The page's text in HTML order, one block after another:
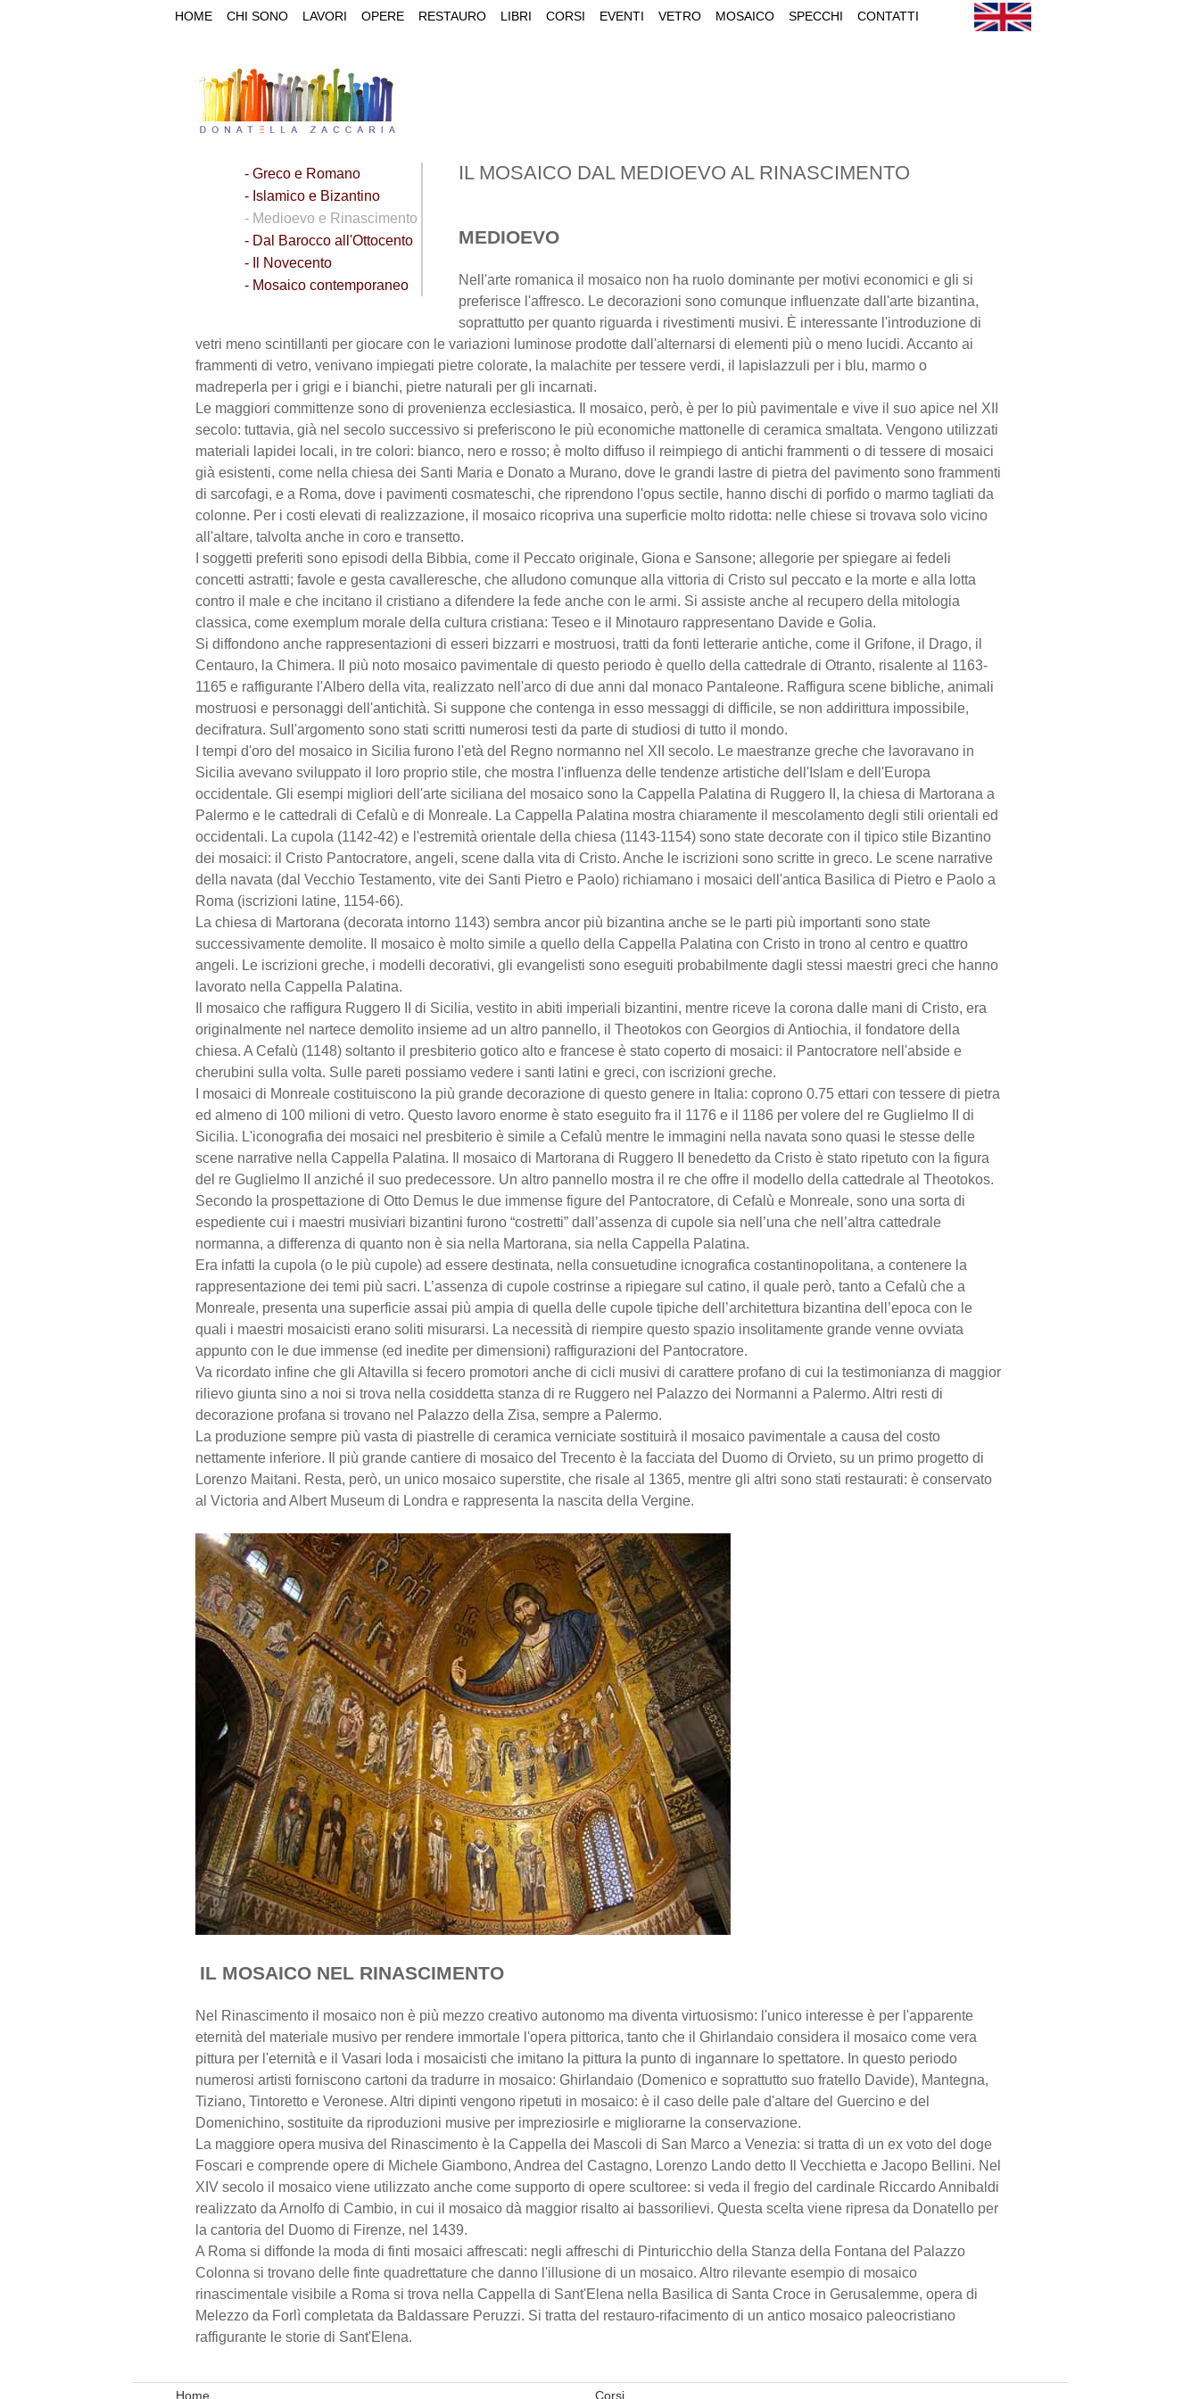
HOME CHI SONO LAVORI OPERE RESTAURO LIBRI CORSI EVENTI VETRO MOSAICO SPECCHI CONTATTI
- Greco e Romano
- Islamico e Bizantino
- Medioevo e Rinascimento
- Dal Barocco all'Ottocento
- Il Novecento
- Mosaico contemporaneo
IL MOSAICO DAL MEDIOEVO AL RINASCIMENTO
MEDIOEVO
Nell'arte romanica il mosaico non ha ruolo dominante per motivi economici e gli si
preferisce l'affresco. Le decorazioni sono comunque influenzate dall'arte bizantina,
soprattutto per quanto riguarda i rivestimenti musivi. È interessante l'introduzione di
vetri meno scintillanti per giocare con le variazioni luminose prodotte dall'alternarsi di elementi più o meno lucidi. Accanto ai
frammenti di vetro, venivano impiegati pietre colorate, la malachite per tessere verdi, il lapislazzuli per i blu, marmo o
madreperla per i grigi e i bianchi, pietre naturali per gli incarnati.
Le maggiori committenze sono di provenienza ecclesiastica. Il mosaico, però, è per lo più pavimentale e vive il suo apice nel XII
secolo: tuttavia, già nel secolo successivo si preferiscono le più economiche mattonelle di ceramica smaltata. Vengono utilizzati
materiali lapidei locali, in tre colori: bianco, nero e rosso; è molto diffuso il reimpiego di antichi frammenti o di tessere di mosaici
già esistenti, come nella chiesa dei Santi Maria e Donato a Murano, dove le grandi lastre di pietra del pavimento sono frammenti
di sarcofagi, e a Roma, dove i pavimenti cosmateschi, che riprendono l'opus sectile, hanno dischi di porfido o marmo tagliati da
colonne. Per i costi elevati di realizzazione, il mosaico ricopriva una superficie molto ridotta: nelle chiese si trovava solo vicino
all'altare, talvolta anche in coro e transetto.
I soggetti preferiti sono episodi della Bibbia, come il Peccato originale, Giona e Sansone; allegorie per spiegare ai fedeli
concetti astratti; favole e gesta cavalleresche, che alludono comunque alla vittoria di Cristo sul peccato e la morte e alla lotta
contro il male e che incitano il cristiano a difendere la fede anche con le armi. Si assiste anche al recupero della mitologia
classica, come exemplum morale della cultura cristiana: Teseo e il Minotauro rappresentano Davide e Golia.
Si diffondono anche rappresentazioni di esseri bizzarri e mostruosi, tratti da fonti letterarie antiche, come il Grifone, il Drago, il
Centauro, la Chimera. Il più noto mosaico pavimentale di questo periodo è quello della cattedrale di Otranto, risalente al 1163-
1165 e raffigurante l'Albero della vita, realizzato nell'arco di due anni dal monaco Pantaleone. Raffigura scene bibliche, animali
mostruosi e personaggi dell'antichità. Si suppone che contenga in esso messaggi di difficile, se non addirittura impossibile,
decifratura. Sull'argomento sono stati scritti numerosi testi da parte di studiosi di tutto il mondo.
I tempi d'oro del mosaico in Sicilia furono l'età del Regno normanno nel XII secolo. Le maestranze greche che lavoravano in
Sicilia avevano sviluppato il loro proprio stile, che mostra l'influenza delle tendenze artistiche dell'Islam e dell'Europa
occidentale. Gli esempi migliori dell'arte siciliana del mosaico sono la Cappella Palatina di Ruggero II, la chiesa di Martorana a
Palermo e le cattedrali di Cefalù e di Monreale. La Cappella Palatina mostra chiaramente il mescolamento degli stili orientali ed
occidentali. La cupola (1142-42) e l'estremità orientale della chiesa (1143-1154) sono state decorate con il tipico stile Bizantino
dei mosaici: il Cristo Pantocratore, angeli, scene dalla vita di Cristo. Anche le iscrizioni sono scritte in greco. Le scene narrative
della navata (dal Vecchio Testamento, vite dei Santi Pietro e Paolo) richiamano i mosaici dell'antica Basilica di Pietro e Paolo a
Roma (iscrizioni latine, 1154-66).
La chiesa di Martorana (decorata intorno 1143) sembra ancor più bizantina anche se le parti più importanti sono state
successivamente demolite. Il mosaico è molto simile a quello della Cappella Palatina con Cristo in trono al centro e quattro
angeli. Le iscrizioni greche, i modelli decorativi, gli evangelisti sono eseguiti probabilmente dagli stessi maestri greci che hanno
lavorato nella Cappella Palatina.
Il mosaico che raffigura Ruggero II di Sicilia, vestito in abiti imperiali bizantini, mentre riceve la corona dalle mani di Cristo, era
originalmente nel nartece demolito insieme ad un altro pannello, il Theotokos con Georgios di Antiochia, il fondatore della
chiesa. A Cefalù (1148) soltanto il presbiterio gotico alto e francese è stato coperto di mosaici: il Pantocratore nell'abside e
cherubini sulla volta. Sulle pareti possiamo vedere i santi latini e greci, con iscrizioni greche.
I mosaici di Monreale costituiscono la più grande decorazione di questo genere in Italia: coprono 0.75 ettari con tessere di pietra
ed almeno di 100 milioni di vetro. Questo lavoro enorme è stato eseguito fra il 1176 e il 1186 per volere del re Guglielmo II di
Sicilia. L'iconografia dei mosaici nel presbiterio è simile a Cefalù mentre le immagini nella navata sono quasi le stesse delle
scene narrative nella Cappella Palatina. Il mosaico di Martorana di Ruggero II benedetto da Cristo è stato ripetuto con la figura
del re Guglielmo II anziché il suo predecessore. Un altro pannello mostra il re che offre il modello della cattedrale al Theotokos.
Secondo la prospettazione di Otto Demus le due immense figure del Pantocratore, di Cefalù e Monreale, sono una sorta di
espediente cui i maestri musiviari bizantini furono “costretti” dall’assenza di cupole sia nell’una che nell’altra cattedrale
normanna, a differenza di quanto non è sia nella Martorana, sia nella Cappella Palatina.
Era infatti la cupola (o le più cupole) ad essere destinata, nella consuetudine icnografica costantinopolitana, a contenere la
rappresentazione dei temi più sacri. L’assenza di cupole costrinse a ripiegare sul catino, il quale però, tanto a Cefalù che a
Monreale, presenta una superficie assai più ampia di quella delle cupole tipiche dell’architettura bizantina dell’epoca con le
quali i maestri mosaicisti erano soliti misurarsi. La necessità di riempire questo spazio insolitamente grande venne ovviata
appunto con le due immense (ed inedite per dimensioni) raffigurazioni del Pantocratore.
Va ricordato infine che gli Altavilla si fecero promotori anche di cicli musivi di carattere profano di cui la testimonianza di maggior
rilievo giunta sino a noi si trova nella cosiddetta stanza di re Ruggero nel Palazzo dei Normanni a Palermo. Altri resti di
decorazione profana si trovano nel Palazzo della Zisa, sempre a Palermo.
La produzione sempre più vasta di piastrelle di ceramica verniciate sostituirà il mosaico pavimentale a causa del costo
nettamente inferiore. Il più grande cantiere di mosaico del Trecento è la facciata del Duomo di Orvieto, su un primo progetto di
Lorenzo Maitani. Resta, però, un unico mosaico superstite, che risale al 1365, mentre gli altri sono stati restaurati: è conservato
al Victoria and Albert Museum di Londra e rappresenta la nascita della Vergine.
IL MOSAICO NEL RINASCIMENTO
Nel Rinascimento il mosaico non è più mezzo creativo autonomo ma diventa virtuosismo: l'unico interesse è per l'apparente
eternità del materiale musivo per rendere immortale l'opera pittorica, tanto che il Ghirlandaio considera il mosaico come vera
pittura per l'eternità e il Vasari loda i mosaicisti che imitano la pittura la punto di ingannare lo spettatore. In questo periodo
numerosi artisti forniscono cartoni da tradurre in mosaico: Ghirlandaio (Domenico e soprattutto suo fratello Davide), Mantegna,
Tiziano, Tintoretto e Veronese. Altri dipinti vengono ripetuti in mosaico: è il caso delle pale d'altare del Guercino e del
Domenichino, sostituite da riproduzioni musive per impreziosirle e migliorarne la conservazione.
La maggiore opera musiva del Rinascimento è la Cappella dei Mascoli di San Marco a Venezia: si tratta di un ex voto del doge
Foscari e comprende opere di Michele Giambono, Andrea del Castagno, Lorenzo Lando detto Il Vecchietta e Jacopo Bellini. Nel
XIV secolo il mosaico viene utilizzato anche come supporto di opere scultoree: si veda il fregio del cardinale Riccardo Annibaldi
realizzato da Arnolfo di Cambio, in cui il mosaico dà maggior risalto ai bassorilievi. Questa scelta viene ripresa da Donatello per
la cantoria del Duomo di Firenze, nel 1439.
A Roma si diffonde la moda di finti mosaici affrescati: negli affreschi di Pinturicchio della Stanza della Fontana del Palazzo
Colonna si trovano delle finte quadrettature che danno l'illusione di un mosaico. Altro rilevante esempio di mosaico
rinascimentale visibile a Roma si trova nella Cappella di Sant'Elena nella Basilica di Santa Croce in Gerusalemme, opera di
Melezzo da Forlì completata da Baldassare Peruzzi. Si tratta del restauro-rifacimento di un antico mosaico paleocristiano
raffigurante le storie di Sant'Elena.
Home Corsi